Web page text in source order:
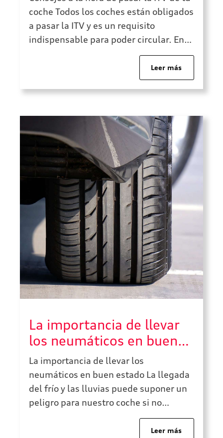
coche Todos los coches están obligados
a pasar la ITV y es un requisito
indispensable para poder circular. En
esta Inspección Técnica de Vehículos se
analizan diferentes aspectos del
vehículo con el fin de comprobar la
mecánica y que cumple con todas las
matriculación. Desde […]
Leer más
La importancia de llevar
los neumáticos en buen
estado
La importancia de llevar los
neumáticos en buen estado La llegada
del frío y las lluvias puede suponer un
peligro para nuestro coche si no
revisamos previamente los
neumáticos. Y es que estos son uno de
Leer más